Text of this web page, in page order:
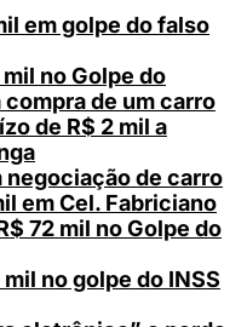
em golpe do falso
no Golpe do
de um carro
de R$ 2 mil a
de carro
em Cel. Fabriciano
72 mil no Golpe do
no golpe do INSS